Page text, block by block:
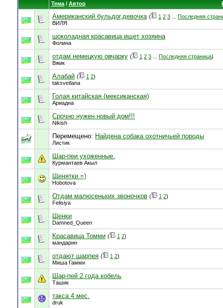
Тема / Автор
Американский бульдог,девочка ( 1 2 3
Последняя
ВИЛЯ
шоколадная красавица ищет хозяина
Фолина
отдам немецкую овчарку ( 1 2 3 Последняя страница)
Вжик
Алабай ( 1 2)
taksvetlana
Голая китайская (мексиканская)
Ариадна
Срочно нужен новый дом!!!
Nikish
Перемещено: Найдена собака охотничьей породы
Листик
Шар-пеи ухоженные.
Курмантаев Акыл
Щенятки =)
Hobotova
Отдам малюсеньких звоночков ( 1 2)
Felisiya
Щенки
Damned_Queen
Красавица Томми ( 1 2)
мандарин
отдают шарпея ( 1 2)
Миша Гамми
Шар-пей 2 года кобель
Ташик
такса 4 мес.
druk